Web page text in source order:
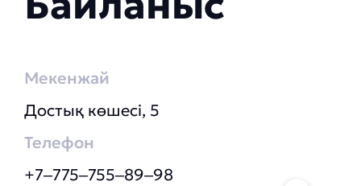
Мекенжай
Достық көшесі, 5
Телефон
+7‒775‒755‒89‒98